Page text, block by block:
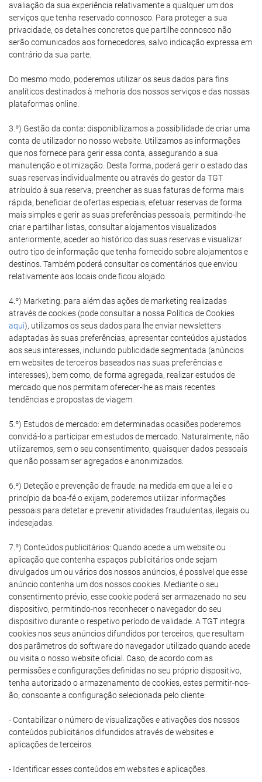
avaliação da sua experiência relativamente a qualquer um dos
serviços que tenha reservado connosco. Para proteger a sua
privacidade, os detalhes concretos que partilhe connosco não
serão comunicados aos fornecedores, salvo indicação expressa em
contrário da sua parte.
Do mesmo modo, poderemos utilizar os seus dados para fins
analíticos destinados à melhoria dos nossos serviços e das nossas
plataformas online.
3.º) Gestão da conta: disponibilizamos a possibilidade de criar uma
conta de utilizador no nosso website. Utilizamos as informações
que nos fornece para gerir essa conta, assegurando a sua
manutenção e otimização. Desta forma, poderá gerir o estado das
suas reservas individualmente ou através do gestor da TGT
atribuído à sua reserva, preencher as suas faturas de forma mais
rápida, beneficiar de ofertas especiais, efetuar reservas de forma
mais simples e gerir as suas preferências pessoais, permitindo-lhe
criar e partilhar listas, consultar alojamentos visualizados
anteriormente, aceder ao histórico das suas reservas e visualizar
outro tipo de informação que tenha fornecido sobre alojamentos e
destinos. Também poderá consultar os comentários que enviou
relativamente aos locais onde ficou alojado.
4.º) Marketing: para além das ações de marketing realizadas
através de cookies (pode consultar a nossa Política de Cookies
aqui), utilizamos os seus dados para lhe enviar newsletters
adaptadas às suas preferências, apresentar conteúdos ajustados
aos seus interesses, incluindo publicidade segmentada (anúncios
em websites de terceiros baseados nas suas preferências e
interesses), bem como, de forma agregada, realizar estudos de
mercado que nos permitam oferecer-lhe as mais recentes
tendências e propostas de viagem.
5.º) Estudos de mercado: em determinadas ocasiões poderemos
convidá-lo a participar em estudos de mercado. Naturalmente, não
utilizaremos, sem o seu consentimento, quaisquer dados pessoais
que não possam ser agregados e anonimizados.
6.º) Deteção e prevenção de fraude: na medida em que a lei e o
princípio da boa-fé o exijam, poderemos utilizar informações
pessoais para detetar e prevenir atividades fraudulentas, ilegais ou
indesejadas.
7.º) Conteúdos publicitários: Quando acede a um website ou
aplicação que contenha espaços publicitários onde sejam
divulgados um ou vários dos nossos anúncios, é possível que esse
anúncio contenha um dos nossos cookies. Mediante o seu
consentimento prévio, esse cookie poderá ser armazenado no seu
dispositivo, permitindo-nos reconhecer o navegador do seu
dispositivo durante o respetivo período de validade. A TGT integra
cookies nos seus anúncios difundidos por terceiros, que resultam
dos parâmetros do software do navegador utilizado quando acede
ou visita o nosso website oficial. Caso, de acordo com as
permissões e configurações definidas no seu próprio dispositivo,
tenha autorizado o armazenamento de cookies, estes permitir-nos-
ão, consoante a configuração selecionada pelo cliente:
- Contabilizar o número de visualizações e ativações dos nossos
conteúdos publicitários difundidos através de websites e
aplicações de terceiros.
- Identificar esses conteúdos em websites e aplicações.